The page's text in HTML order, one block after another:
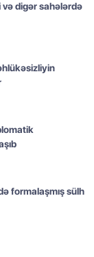
digər sahələrdə
formalaşmış sülh